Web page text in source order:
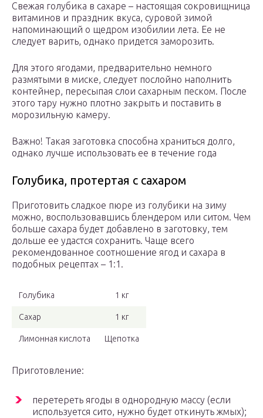
Свежая голубика в сахаре – настоящая сокровищница
витаминов и праздник вкуса, суровой зимой
напоминающий о щедром изобилии лета. Ее не
следует варить, однако придется заморозить.
Для этого ягодами, предварительно немного
размятыми в миске, следует послойно наполнить
контейнер, пересыпая слои сахарным песком. После
этого тару нужно плотно закрыть и поставить в
морозильную камеру.
Важно! Такая заготовка способна храниться долго,
однако лучше использовать ее в течение года
Голубика, протертая с сахаром
Приготовить сладкое пюре из голубики на зиму
можно, воспользовавшись блендером или ситом. Чем
больше сахара будет добавлено в заготовку, тем
дольше ее удастся сохранить. Чаще всего
рекомендованное соотношение ягод и сахара в
подобных рецептах – 1:1.
Голубика 1 кг
Сахар 1 кг
Лимонная кислота Щепотка
Приготовление:
перетереть ягоды в однородную массу (если
используется сито, нужно будет откинуть жмых);